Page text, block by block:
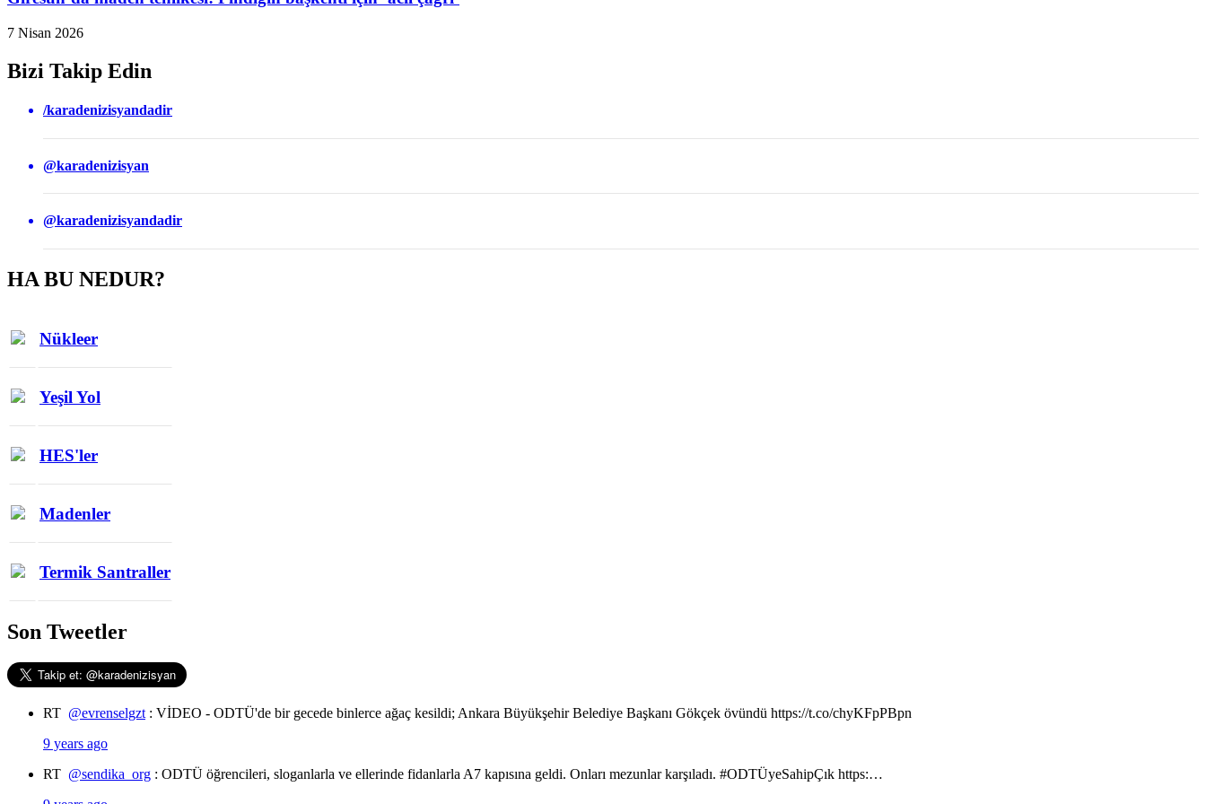
7 Nisan 2026
Bizi Takip Edin
/karadenizisyandadir
@karadenizisyan
@karadenizisyandadir
HA BU NEDUR?
Nükleer
Yeşil Yol
HES'ler
Madenler
Termik Santraller
Son Tweetler
RT @evrenselgzt : VİDEO - ODTÜ'de bir gecede binlerce ağaç kesildi; Ankara Büyükşehir Belediye Başkanı Gökçek övündü https://t.co/chyKFpPBpn
9 years ago
RT @sendika_org : ODTÜ öğrencileri, sloganlarla ve ellerinde fidanlarla A7 kapısına geldi. Onları mezunlar karşıladı. #ODTÜyeSahipÇık https:…